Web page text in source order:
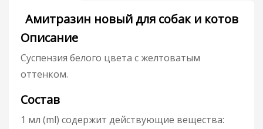
Амитразин новый для собак и котов
Описание
Суспензия белого цвета с желтоватым
оттенком.
Состав
1 мл (ml) содержит действующие вещества: